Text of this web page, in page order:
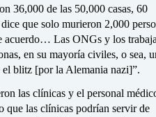
36,000 de las 50,000 casas, 60
que solo murieron 2,000
acuerdo… Las ONGs y los
en su mayoría civiles, o sea,
blitz [por la Alemania nazi]”.
las clínicas y el personal
que las clínicas podrían servir de